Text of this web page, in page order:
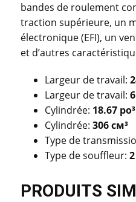
bandes de roulement
traction supérieure, un
électronique (EFI), un
et d’autres
Largeur de travail:
Largeur de travail:
Cylindrée: 18.67 po³
Cylindrée:306 см³
Type de
Type de souffleur:
PRODUITS